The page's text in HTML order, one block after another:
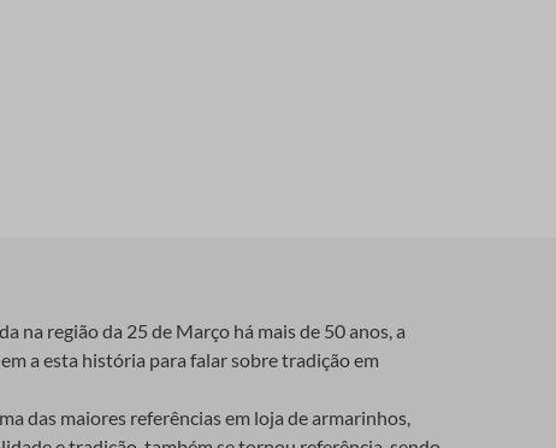
na região da 25 de Março há mais de 50 anos, a
a esta história para falar sobre tradição em
das maiores referências em loja de armarinhos,